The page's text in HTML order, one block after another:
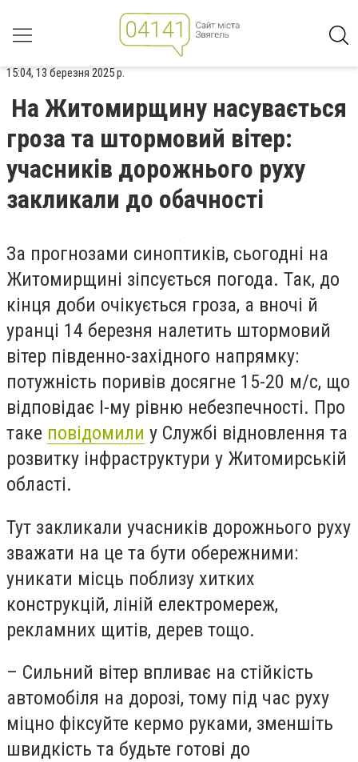
15:04, 13 березня 2025 р.
На Житомирщину насувається
гроза та штормовий вітер:
учасників дорожнього руху
закликали до обачності
За прогнозами синоптиків, сьогодні на
Житомирщині зіпсується погода. Так, до
кінця доби очікується гроза, а вночі й
уранці 14 березня налетить штормовий
вітер південно-західного напрямку:
потужність поривів досягне 15-20 м/с, що
відповідає І-му рівню небезпечності. Про
таке повідомили у Службі відновлення та
розвитку інфраструктури у Житомирській
області.
Тут закликали учасників дорожнього руху
зважати на це та бути обережними:
уникати місць поблизу хитких
конструкцій, ліній електромереж,
рекламних щитів, дерев тощо.
– Сильний вітер впливає на стійкість
автомобіля на дорозі, тому під час руху
міцно фіксуйте кермо руками, зменшіть
швидкість та будьте готові до